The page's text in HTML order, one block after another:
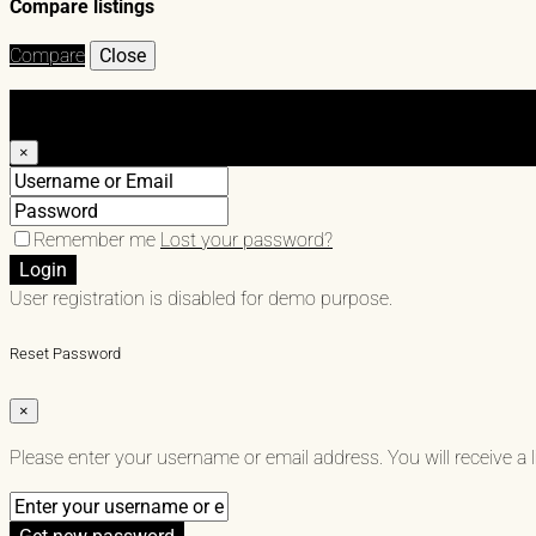
Compare listings
Compare Close
×
Remember me Lost your password?
Login
User registration is disabled for demo purpose.
Reset Password
×
Please enter your username or email address. You will receive